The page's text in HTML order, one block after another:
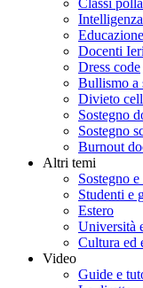
Classi
Docenti
Dress code
Bullismo a
Divieto
Sostegno
Sostegno
Burnout
Altri temi
Sostegno
Studenti e
Estero
Università
Cultura ed
Video
Guide e